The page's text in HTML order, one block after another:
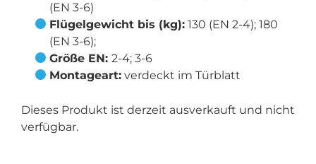
(EN 3-6)
Flügelgewicht bis (kg): 130 (EN 2-4); 180
(EN 3-6);
Größe EN: 2-4; 3-6
Montageart: verdeckt im Türblatt
Dieses Produkt ist derzeit ausverkauft und nicht
verfügbar.